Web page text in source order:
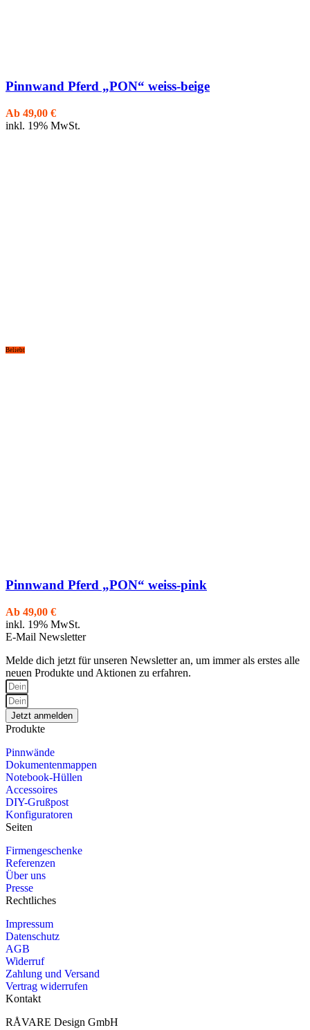
Pinnwand Pferd „PON“ weiss-beige
Ab 49,00 €
inkl. 19% MwSt.
Beliebt
Pinnwand Pferd „PON“ weiss-pink
Ab 49,00 €
inkl. 19% MwSt.
E-Mail Newsletter
Melde dich jetzt für unseren Newsletter an, um immer als erstes alle
neuen Produkte und Aktionen zu erfahren.
Jetzt anmelden
Produkte
Pinnwände
Dokumentenmappen
Notebook-Hüllen
Accessoires
DIY-Grußpost
Konfiguratoren
Seiten
Firmengeschenke
Referenzen
Über uns
Presse
Rechtliches
Impressum
Datenschutz
AGB
Widerruf
Zahlung und Versand
Vertrag widerrufen
Kontakt
RÅVARE Design GmbH